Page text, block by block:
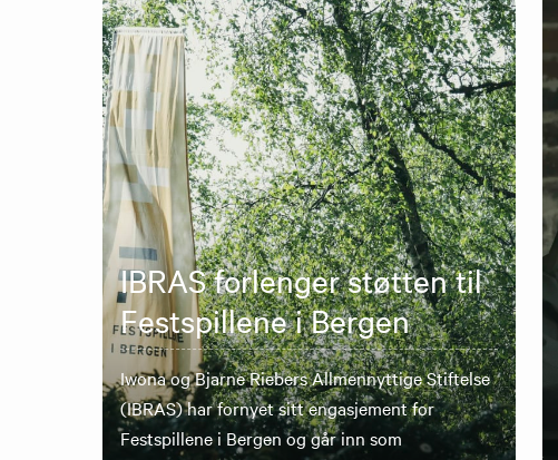
IBRAS forlenger støtten til
Festspillene i Bergen
Iwona og Bjarne Riebers Allmennyttige Stiftelse
(IBRAS) har fornyet sitt engasjement for
Festspillene i Bergen og går inn som